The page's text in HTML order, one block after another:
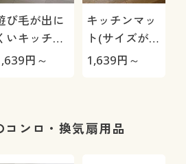
び毛が出に
いキッチン
ット(ループ
円～
キッチンマッ
ト(サイズが豊
富で踏み心地
1,639円～
コンロ・換気扇用品